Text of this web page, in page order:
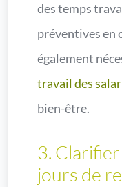
des temps
préventives en
également
travail des
bien-être.
3.
jours de